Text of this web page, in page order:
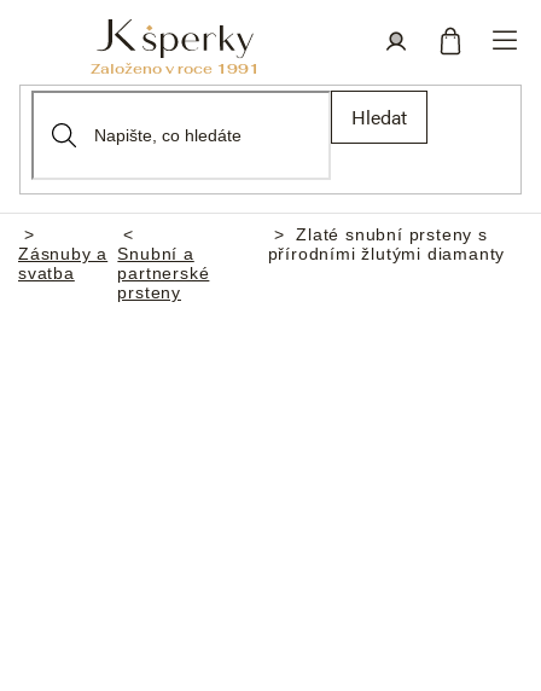
Hledat
Domů
Zásnuby a
svatba
Snubní a
partnerské
prsteny
Zlaté snubní prsteny s
přírodními žlutými diamanty